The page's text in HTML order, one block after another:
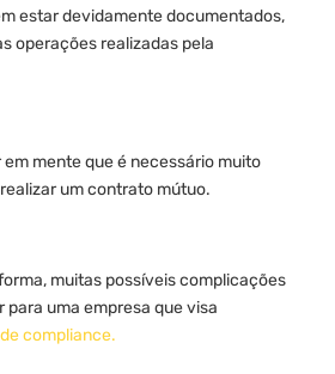
estar devidamente documentados,
operações realizadas pela
mente que é necessário muito
um contrato mútuo.
muitas possíveis complicações
uma empresa que visa
compliance.